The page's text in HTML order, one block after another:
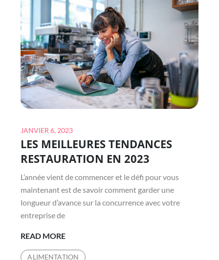
2023
?
VOICI
LES
MEILLEURES
TENDANCES
DE
LA
RESTAURATION
MARIAGE
Posted
on
JANVIER 6, 2023
LES MEILLEURES TENDANCES
RESTAURATION EN 2023
L’année vient de commencer et le défi pour vous
maintenant est de savoir comment garder une
longueur d’avance sur la concurrence avec votre
entreprise de
READ MORELES
MEILLEURES
ALIMENTATION